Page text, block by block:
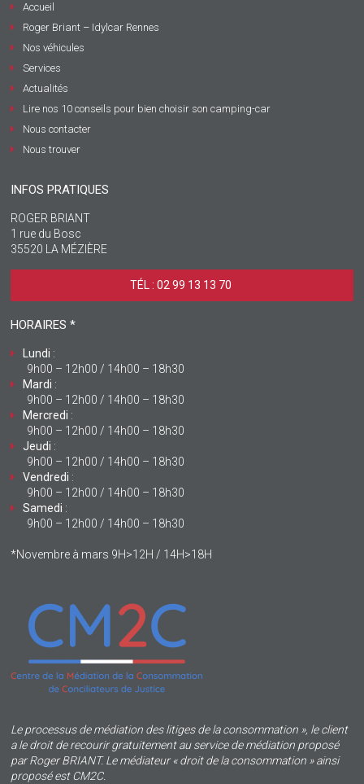
Accueil
Roger Briant – Idylcar Rennes
Nos véhicules
Services
Actualités
Lire nos 10 conseils pour bien choisir son camping-car
Nous contacter
Nous trouver
INFOS PRATIQUES
ROGER BRIANT
1 rue du Bosc
35520 LA MÉZIÈRE
TÉL : 02 99 13 13 70 ‎
HORAIRES *
Lundi :
9h00 – 12h00 / 14h00 – 18h30
Mardi :
9h00 – 12h00 / 14h00 – 18h30
Mercredi :
9h00 – 12h00 / 14h00 – 18h30
Jeudi :
9h00 – 12h00 / 14h00 – 18h30
Vendredi :
9h00 – 12h00 / 14h00 – 18h30
Samedi :
9h00 – 12h00 / 14h00 – 18h30
*Novembre à mars 9H>12H / 14H>18H
Le processus de médiation des litiges de la consommation », le client
a le droit de recourir gratuitement au service de médiation proposé
par Roger BRIANT. Le médiateur « droit de la consommation » ainsi
proposé est CM2C.